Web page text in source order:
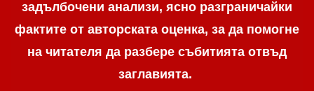
задълбочени анализи, ясно разграничaйки
фактите от авторската оценка, за да помогне
на читателя да разбере събитията отвъд
заглавията.